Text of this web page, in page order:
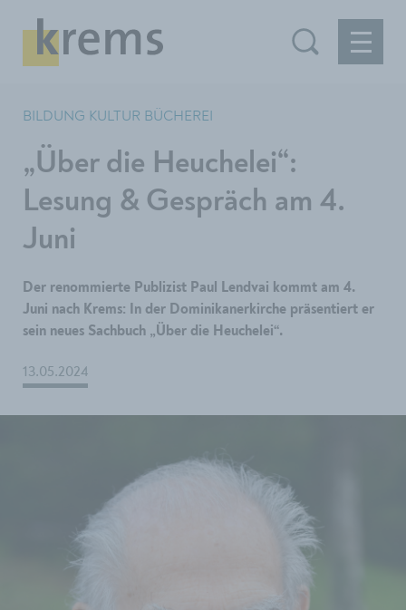
BILDUNG KULTUR BÜCHEREI
„Über die Heuchelei“:
Lesung & Gespräch am 4.
Juni
Der renommierte Publizist Paul Lendvai kommt am 4.
Juni nach Krems: In der Dominikanerkirche präsentiert er
sein neues Sachbuch „Über die Heuchelei“.
13.05.2024